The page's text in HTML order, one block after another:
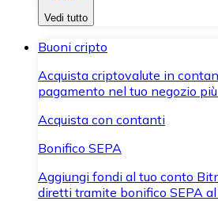
Vedi tutto
Buoni cripto
Acquista criptovalute in
pagamento nel tuo negozio
Acquista con contanti
Bonifico SEPA
Aggiungi fondi al tuo conto
diretti tramite bonifico SEPA